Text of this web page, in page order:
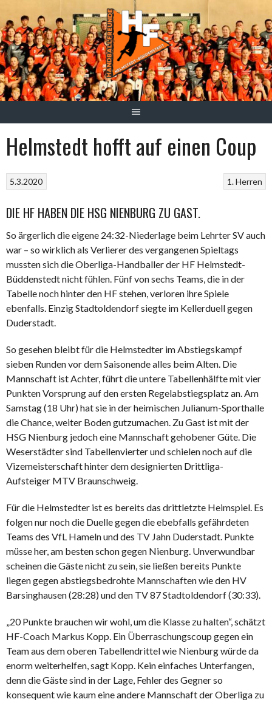
zum
Inhalt
Helmstedt hofft auf einen Coup
1. Herren
5.3.2020
DIE HF HABEN DIE HSG NIENBURG ZU GAST.
So ärgerlich die eigene 24:32-Niederlage beim Lehrter SV auch
war – so wirklich als Verlierer des vergangenen Spieltags
mussten sich die Oberliga-Handballer der HF Helmstedt-
Büddenstedt nicht fühlen. Fünf von sechs Teams, die in der
Tabelle noch hinter den HF stehen, verloren ihre Spiele
ebenfalls. Einzig Stadtoldendorf siegte im Kellerduell gegen
Duderstadt.
So gesehen bleibt für die Helmstedter im Abstiegskampf
sieben Runden vor dem Saisonende alles beim Alten. Die
Mannschaft ist Achter, führt die untere Tabellenhälfte mit vier
Punkten Vorsprung auf den ersten Regelabstiegsplatz an. Am
Samstag (18 Uhr) hat sie in der heimischen Julianum-Sporthalle
die Chance, weiter Boden gutzumachen. Zu Gast ist mit der
HSG Nienburg jedoch eine Mannschaft gehobener Güte. Die
Weserstädter sind Tabellenvierter und schielen noch auf die
Vizemeisterschaft hinter dem designierten Drittliga-
Aufsteiger MTV Braunschweig.
Für die Helmstedter ist es bereits das drittletzte Heimspiel. Es
folgen nur noch die Duelle gegen die ebebfalls gefährdeten
Teams des VfL Hameln und des TV Jahn Duderstadt. Punkte
müsse her, am besten schon gegen Nienburg. Unverwundbar
scheinen die Gäste nicht zu sein, sie ließen bereits Punkte
liegen gegen abstiegsbedrohte Mannschaften wie den HV
Barsinghausen (28:28) und den TV 87 Stadtoldendorf (30:33).
„20 Punkte brauchen wir wohl, um die Klasse zu halten“, schätzt
HF-Coach Markus Kopp. Ein Überraschungscoup gegen ein
Team aus dem oberen Tabellendrittel wie Nienburg würde da
enorm weiterhelfen, sagt Kopp. Kein einfaches Unterfangen,
denn die Gäste sind in der Lage, Fehler des Gegner so
konsequent wie kaum eine andere Mannschaft der Oberliga zu